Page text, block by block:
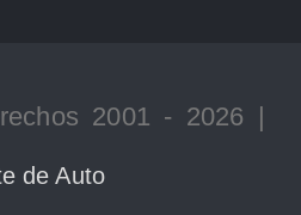
2001 - 2026 |
de Auto